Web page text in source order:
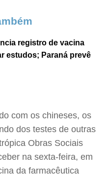
registro de vacina
estudos; Paraná prevê
com os chineses, os
dos testes de outras
Obras Sociais
na sexta-feira, em
da farmacêutica